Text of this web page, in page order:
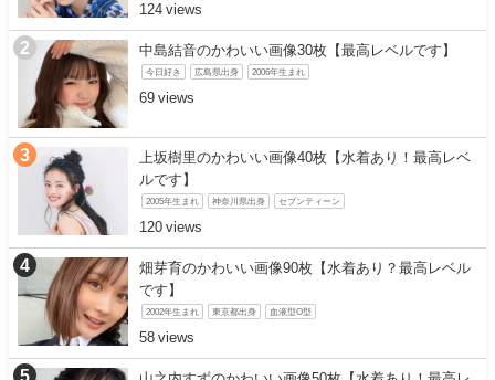
124
中島結音のかわいい画像30枚【最高レベルです】
今日好き 広島県出身 2006年生まれ
69
上坂樹里のかわいい画像40枚【水着あり！最高レベ
ルです】
2005年生まれ 神奈川県出身 セブンティーン
120
畑芽育のかわいい画像90枚【水着あり？最高レベル
です】
2002年生まれ 東京都出身 血液型O型
58